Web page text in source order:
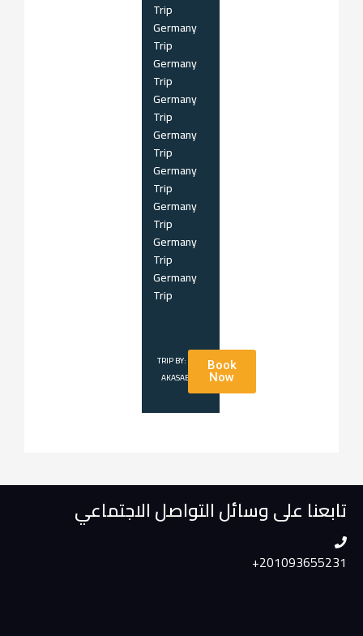
Trip
Germany
Trip
Germany
Trip
Germany
Trip
Germany
Trip
Germany
Trip
Germany
Trip
Germany
Trip
Germany
Trip
TRIP BY:
AKASABONA
Book
Now
تابعنا على وسائل التواصل الاجتماعي
+201093655231